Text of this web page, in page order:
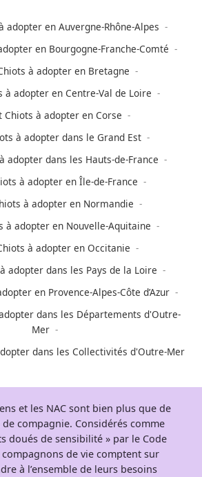
adopter en Auvergne-Rhône-Alpes
en Bourgogne-Franche-Comté
à adopter en Bretagne
à adopter en Centre-Val de Loire
Chiots à adopter en Corse
à adopter dans le Grand Est
adopter dans les Hauts-de-France
à adopter en Île-de-France
à adopter en Normandie
à adopter en Nouvelle-Aquitaine
à adopter en Occitanie
adopter dans les Pays de la Loire
en Provence-Alpes-Côte d’Azur
dans les Départements d'Outre-
Mer
dans les Collectivités d'Outre-Mer
et les NAC sont bien plus que de
compagnie. Considérés comme
doués de sensibilité » par le Code
de vie comptent sur
à l’ensemble de leurs besoins